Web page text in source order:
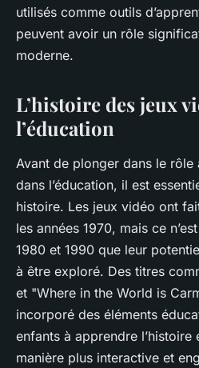
utilisés comme outils
peuvent avoir un rôle
moderne.
L’histoire des jeux
l’éducation
Avant de plonger dans le
dans l’éducation, il est
histoire. Les jeux vidéo ont
les années 1970, mais ce
1980 et 1990 que leur
à être exploré. Des titres
et "Where in the World is
incorporé des éléments
enfants à apprendre
manière plus interactive et